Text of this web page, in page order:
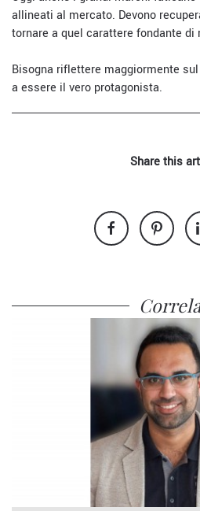
allineati al mercato. Devono
tornare a quel carattere fondante di
Bisogna riflettere maggiormente
a essere il vero protagonista.
Share this